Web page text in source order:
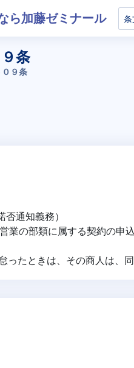
ら加藤ゼミナール
条
０９条
通知義務）
の部類に属する契約の申
たときは、その商人は、同